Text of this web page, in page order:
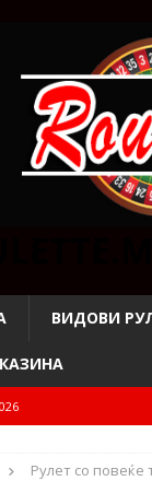
ВИДОВИ
Рулет со повеќе